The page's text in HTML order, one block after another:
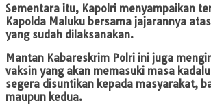
Sementara itu, Kapolri menyampaikan
Kapolda Maluku bersama jajarannya
yang sudah dilaksanakan.
Mantan Kabareskrim Polri ini juga
vaksin yang akan memasuki masa
segera disuntikan kepada masyarakat,
maupun kedua.